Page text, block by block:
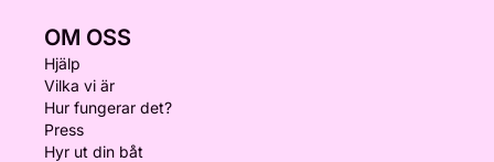
OM OSS
Hjälp
Vilka vi är
Hur fungerar det?
Press
Hyr ut din båt